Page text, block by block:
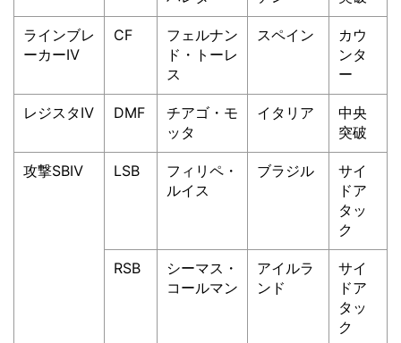
ラインブレ
ーカーⅣ
CF
フェルナン
ド・トーレ
ス
スペイン
カウ
ンタ
ー
レジスタⅣ DMF
チアゴ・モ
ッタ
イタリア
中央
突破
攻撃SBⅣ LSB
フィリペ・
ルイス
ブラジル
サイ
ドア
タッ
ク
RSB
シーマス・
コールマン
アイルラ
ンド
サイ
ドア
タッ
ク